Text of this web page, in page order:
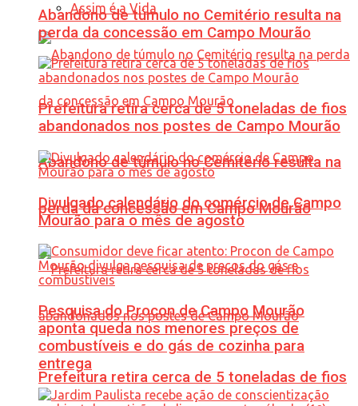
Assim é a Vida
Abandono de túmulo no Cemitério resulta na
perda da concessão em Campo Mourão
Prefeitura retira cerca de 5 toneladas de fios
Abandono de túmulo no Cemitério resulta na
perda da concessão em Campo Mourão
Prefeitura retira cerca de 5 toneladas de fios
abandonados nos postes de Campo Mourão
Divulgado calendário do comércio de Campo
Mourão para o mês de agosto
Pesquisa do Procon de Campo Mourão
aponta queda nos menores preços de
combustíveis e do gás de cozinha para
entrega